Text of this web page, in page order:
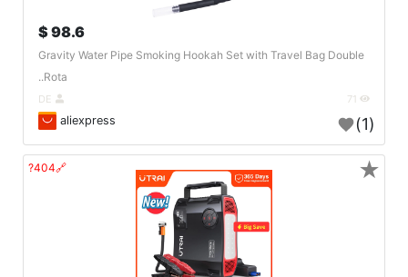
98.6 $
Gravity Water Pipe Smoking Hookah Set with Travel Bag Double
Rota..
aliexpress (1)
🔗404? ★